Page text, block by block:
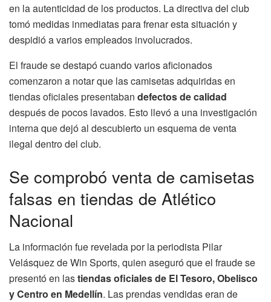
en la autenticidad de los productos. La directiva del club
tomó medidas inmediatas para frenar esta situación y
despidió a varios empleados involucrados.
El fraude se destapó cuando varios aficionados
comenzaron a notar que las camisetas adquiridas en
tiendas oficiales presentaban defectos de calidad
después de pocos lavados. Esto llevó a una investigación
interna que dejó al descubierto un esquema de venta
ilegal dentro del club.
Se comprobó venta de camisetas
falsas en tiendas de Atlético
Nacional
La información fue revelada por la periodista Pilar
Velásquez de Win Sports, quien aseguró que el fraude se
presentó en lastiendas oficiales de El Tesoro, Obelisco
y Centro en Medellín. Las prendas vendidas eran de